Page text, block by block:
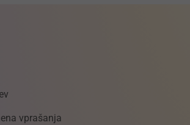
vprašanja